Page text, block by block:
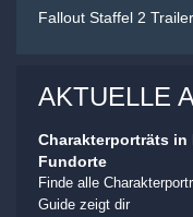
Fallout Staffel 2
AKTUELLE
Charakterporträts in
Fundorte
Finde alle
Guide zeigt dir